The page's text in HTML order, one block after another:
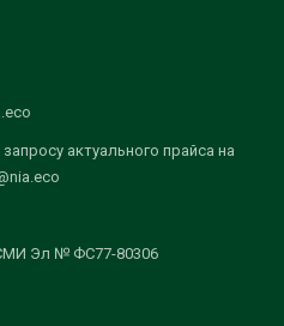
актуального прайса на
Эл № ФС77-80306